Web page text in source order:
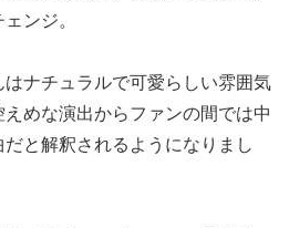
ンジ。
ナチュラルで可愛らしい雰囲気
めな演出からファンの間では中
と解釈されるようになりまし